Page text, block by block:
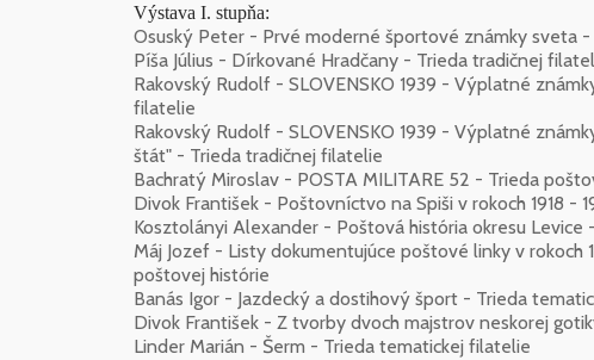
Výstava I. stupňa:
Osuský Peter - Prvé moderné športové známky sveta
Píša Július - Dírkované Hradčany - Trieda tradičnej
Rakovský Rudolf - SLOVENSKO 1939 - Výplatné
filatelie
Rakovský Rudolf - SLOVENSKO 1939 - Výplatné
štát" - Trieda tradičnej filatelie
Bachratý Miroslav - POSTA MILITARE 52 - Trieda
Divok František - Poštovníctvo na Spiši v rokoch 1918 -
Kosztolányi Alexander - Poštová história okresu Levice
Máj Jozef - Listy dokumentujúce poštové linky v
poštovej histórie
Banás Igor - Jazdecký a dostihový šport - Trieda
Divok František - Z tvorby dvoch majstrov neskorej
Linder Marián - Šerm - Trieda tematickej filatelie